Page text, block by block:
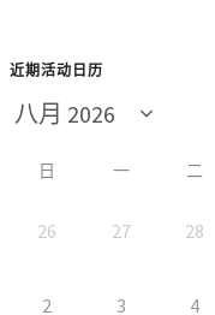
近期活动日历
日 一 二
26 27 28
2 3 4